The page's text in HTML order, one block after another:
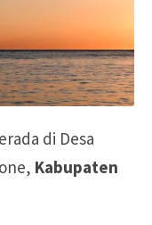
di Desa
Kabupaten